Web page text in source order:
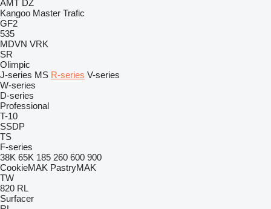
AMT DZ
Kangoo Master Trafic
GF2
535
MDVN VRK
SR
Olimpic
J-series MS R-series V-series
W-series
D-series
Professional
T-10
SSDP
TS
F-series
38K 65K 185 260 600 900
CookieMAK PastryMAK
TW
820 RL
Surfacer